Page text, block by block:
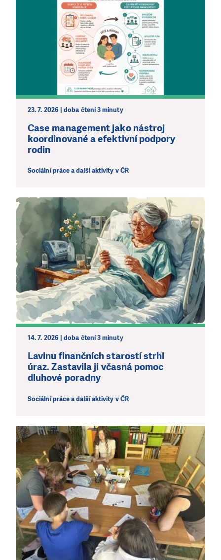
23. 7. 2026 | doba čtení 3 minuty
Case management jako nástroj
koordinované a efektivní podpory
rodin
Sociální práce a další aktivity v ČR
14. 7. 2026 | doba čtení 3 minuty
Lavinu finančních starostí strhl
úraz. Zastavila ji včasná pomoc
dluhové poradny
Sociální práce a další aktivity v ČR